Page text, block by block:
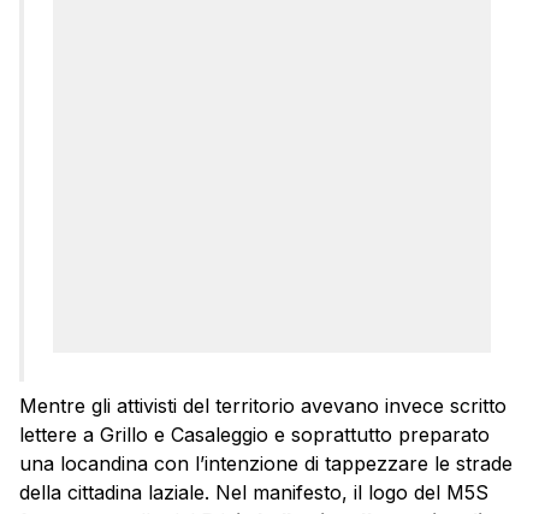
Mentre gli attivisti del territorio avevano invece scritto
lettere a Grillo e Casaleggio e soprattutto preparato
una locandina con l’intenzione di tappezzare le strade
della cittadina laziale. Nel manifesto, il logo del M5S